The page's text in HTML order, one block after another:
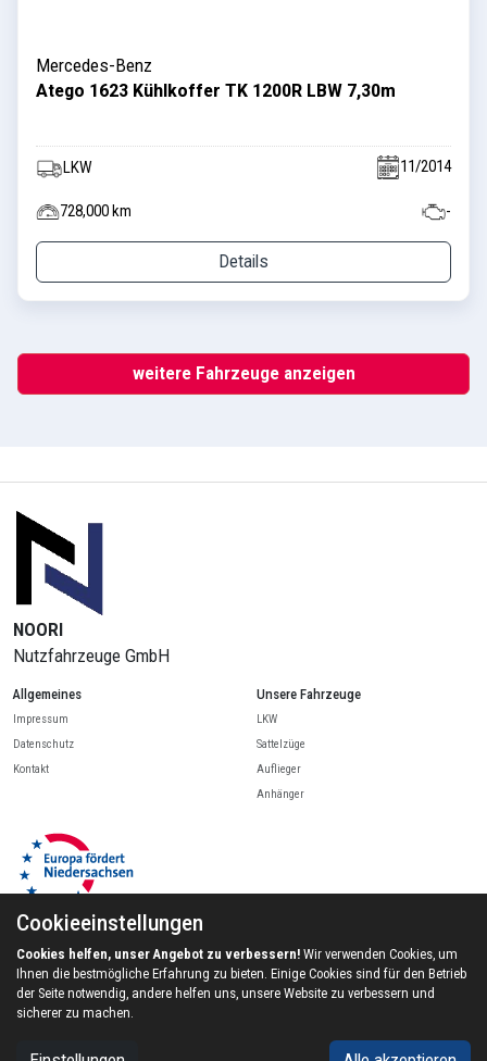
Mercedes-Benz
Atego 1623 Kühlkoffer TK 1200R LBW 7,30m
LKW 11/2014
728,000 km -
Details
weitere Fahrzeuge anzeigen
NOORI
Nutzfahrzeuge GmbH
Allgemeines
Impressum
Datenschutz
Kontakt
Unsere Fahrzeuge
LKW
Sattelzüge
Auflieger
Anhänger
© 2024 Noori Nutzfahrzeuge GmbH, Inc. All rights reserved.
Cookieeinstellungen
Cookies helfen, unser Angebot zu verbessern! Wir verwenden Cookies, um
Ihnen die bestmögliche Erfahrung zu bieten. Einige Cookies sind für den Betrieb
der Seite notwendig, andere helfen uns, unsere Website zu verbessern und
sicherer zu machen.